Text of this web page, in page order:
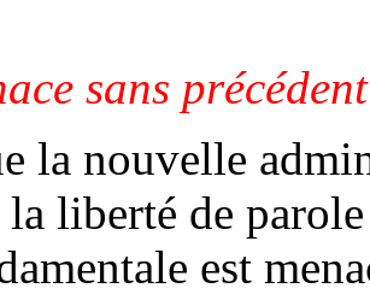
sans
la nouvelle
liberté de
est